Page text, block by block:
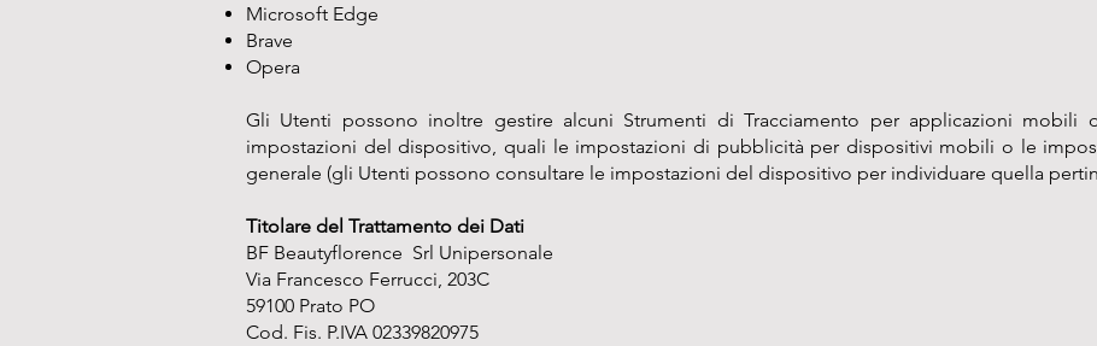
Microsoft Edge
Brave
Opera
Gli Utenti possono inoltre gestire alcuni Strumenti di Tracciamento per applicazioni mobili
impostazioni del dispositivo, quali le impostazioni di pubblicità per dispositivi mobili o le
generale (gli Utenti possono consultare le impostazioni del dispositivo per individuare quella
Titolare del Trattamento dei Dati
BF Beautyflorence Srl Unipersonale
Via Francesco Ferrucci, 203C
59100 Prato PO
Cod. Fis. P.IVA 02339820975